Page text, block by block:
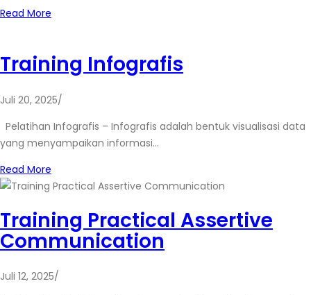
Read More
Training Infografis
Juli 20, 2025/
Pelatihan Infografis – Infografis adalah bentuk visualisasi data
yang menyampaikan informasi…
Read More
Training Practical Assertive
Communication
Juli 12, 2025/